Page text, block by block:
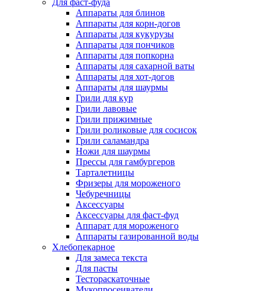
Для фаст-фуда
Аппараты для блинов
Аппараты для корн-догов
Аппараты для кукурузы
Аппараты для пончиков
Аппараты для попкорна
Аппараты для сахарной ваты
Аппараты для хот-догов
Аппараты для шаурмы
Грили для кур
Грили лавовые
Грили прижимные
Грили роликовые для сосисок
Грили саламандра
Ножи для шаурмы
Прессы для гамбургеров
Тарталетницы
Фризеры для мороженого
Чебуречницы
Аксессуары
Аксессуары для фаст-фуд
Аппарат для мороженого
Аппараты газированной воды
Хлебопекарное
Для замеса текста
Для пасты
Тестораскаточные